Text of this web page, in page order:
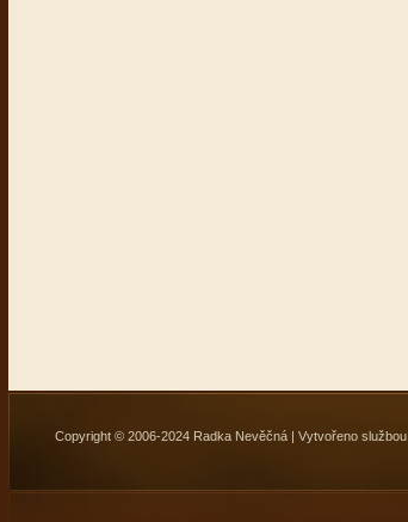
Copyright © 2006-2024 Radka Nevěčná | Vytvořeno službou